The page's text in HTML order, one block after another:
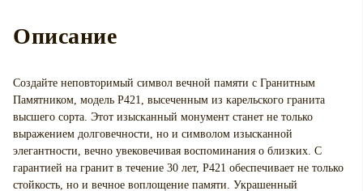
Описание
Создайте неповторимый символ вечной памяти с Гранитным
Памятником, модель P421, высеченным из карельского гранита
высшего сорта. Этот изысканный монумент станет не только
выражением долговечности, но и символом изысканной
элегантности, вечно увековечивая воспоминания о близких. С
гарантией на гранит в течение 30 лет, P421 обеспечивает не только
стойкость, но и вечное воплощение памяти. Украшенный